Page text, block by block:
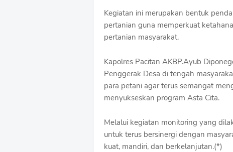
Kegiatan ini merupakan bentuk
pertanian guna memperkuat
pertanian masyarakat.
Kapolres Pacitan AKBP.Ayub
Penggerak Desa di tengah
para petani agar terus semangat
menyukseskan program Asta Cita.
Melalui kegiatan monitoring yang
untuk terus bersinergi dengan
kuat, mandiri, dan berkelanjutan.(*)
h
r
f
T
e
p
l
t
e
s